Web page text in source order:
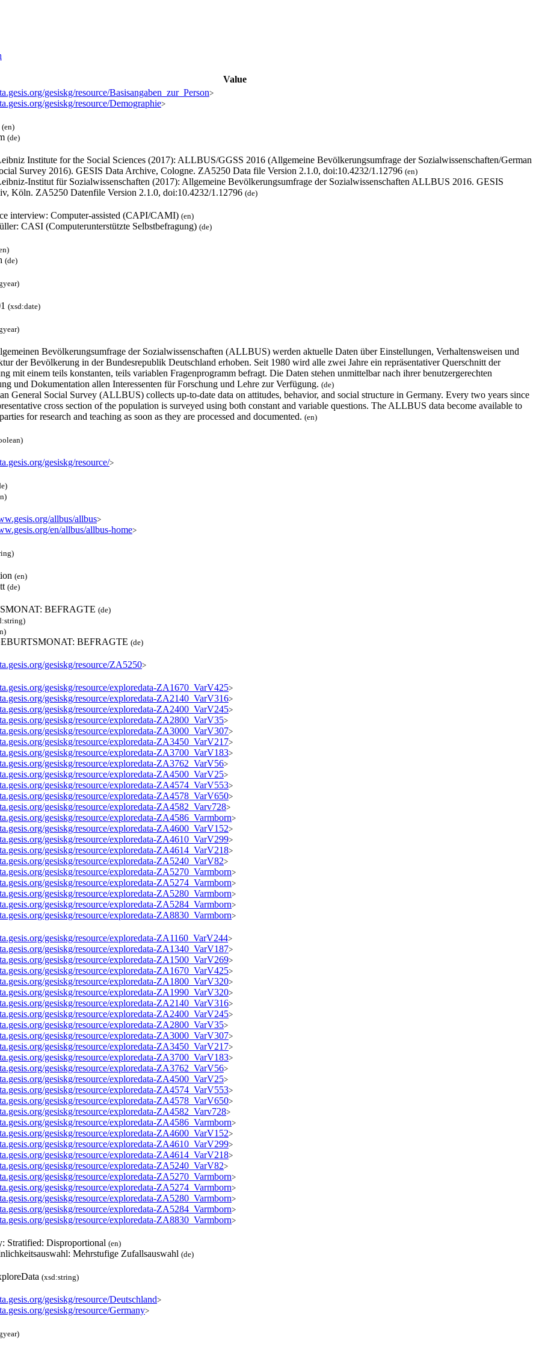
Value
gesiskg/resource/Basisangaben_zur_Person>
gesiskg/resource/Demographie>
(en)
(de)
Institute for the Social Sciences (2017): ALLBUS/GGSS 2016 (Allgemeine Bevölkerungsumfrage der Sozialwissenschaften/German
Survey 2016). GESIS Data Archive, Cologne. ZA5250 Data file Version 2.1.0, doi:10.4232/1.12796 (en)
Institut für Sozialwissenschaften (2017): Allgemeine Bevölkerungsumfrage der Sozialwissenschaften ALLBUS 2016. GESIS
Köln. ZA5250 Datenfile Version 2.1.0, doi:10.4232/1.12796 (de)
interview: Computer-assisted (CAPI/CAMI) (en)
CASI (Computerunterstützte Selbstbefragung) (de)
(de)
(xsd:date)
Bevölkerungsumfrage der Sozialwissenschaften (ALLBUS) werden aktuelle Daten über Einstellungen, Verhaltensweisen und
der Bevölkerung in der Bundesrepublik Deutschland erhoben. Seit 1980 wird alle zwei Jahre ein repräsentativer Querschnitt der
mit einem teils konstanten, teils variablen Fragenprogramm befragt. Die Daten stehen unmittelbar nach ihrer benutzergerechten
und Dokumentation allen Interessenten für Forschung und Lehre zur Verfügung. (de)
General Social Survey (ALLBUS) collects up-to-date data on attitudes, behavior, and social structure in Germany. Every two years since
cross section of the population is surveyed using both constant and variable questions. The ALLBUS data become available to
for research and teaching as soon as they are processed and documented. (en)
gesiskg/resource/>
allbus/allbus>
en/allbus/allbus-home>
(en)
(de)
BEFRAGTE (de)
BEFRAGTE (de)
gesiskg/resource/ZA5250>
gesiskg/resource/exploredata-ZA1670_VarV425>
gesiskg/resource/exploredata-ZA2140_VarV316>
gesiskg/resource/exploredata-ZA2400_VarV245>
gesiskg/resource/exploredata-ZA2800_VarV35>
gesiskg/resource/exploredata-ZA3000_VarV307>
gesiskg/resource/exploredata-ZA3450_VarV217>
gesiskg/resource/exploredata-ZA3700_VarV183>
gesiskg/resource/exploredata-ZA3762_VarV56>
gesiskg/resource/exploredata-ZA4500_VarV25>
gesiskg/resource/exploredata-ZA4574_VarV553>
gesiskg/resource/exploredata-ZA4578_VarV650>
gesiskg/resource/exploredata-ZA4582_Varv728>
gesiskg/resource/exploredata-ZA4586_Varmborn>
gesiskg/resource/exploredata-ZA4600_VarV152>
gesiskg/resource/exploredata-ZA4610_VarV299>
gesiskg/resource/exploredata-ZA4614_VarV218>
gesiskg/resource/exploredata-ZA5240_VarV82>
gesiskg/resource/exploredata-ZA5270_Varmborn>
gesiskg/resource/exploredata-ZA5274_Varmborn>
gesiskg/resource/exploredata-ZA5280_Varmborn>
gesiskg/resource/exploredata-ZA5284_Varmborn>
gesiskg/resource/exploredata-ZA8830_Varmborn>
gesiskg/resource/exploredata-ZA1160_VarV244>
gesiskg/resource/exploredata-ZA1340_VarV187>
gesiskg/resource/exploredata-ZA1500_VarV269>
gesiskg/resource/exploredata-ZA1670_VarV425>
gesiskg/resource/exploredata-ZA1800_VarV320>
gesiskg/resource/exploredata-ZA1990_VarV320>
gesiskg/resource/exploredata-ZA2140_VarV316>
gesiskg/resource/exploredata-ZA2400_VarV245>
gesiskg/resource/exploredata-ZA2800_VarV35>
gesiskg/resource/exploredata-ZA3000_VarV307>
gesiskg/resource/exploredata-ZA3450_VarV217>
gesiskg/resource/exploredata-ZA3700_VarV183>
gesiskg/resource/exploredata-ZA3762_VarV56>
gesiskg/resource/exploredata-ZA4500_VarV25>
gesiskg/resource/exploredata-ZA4574_VarV553>
gesiskg/resource/exploredata-ZA4578_VarV650>
gesiskg/resource/exploredata-ZA4582_Varv728>
gesiskg/resource/exploredata-ZA4586_Varmborn>
gesiskg/resource/exploredata-ZA4600_VarV152>
gesiskg/resource/exploredata-ZA4610_VarV299>
gesiskg/resource/exploredata-ZA4614_VarV218>
gesiskg/resource/exploredata-ZA5240_VarV82>
gesiskg/resource/exploredata-ZA5270_Varmborn>
gesiskg/resource/exploredata-ZA5274_Varmborn>
gesiskg/resource/exploredata-ZA5280_Varmborn>
gesiskg/resource/exploredata-ZA5284_Varmborn>
gesiskg/resource/exploredata-ZA8830_Varmborn>
Stratified: Disproportional (en)
Mehrstufige Zufallsauswahl (de)
(xsd:string)
gesiskg/resource/Deutschland>
gesiskg/resource/Germany>